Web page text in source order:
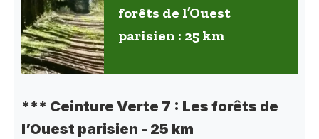
forêts de l’Ouest
parisien : 25 km
*** Ceinture Verte 7 : Les forêts de
l’Ouest parisien - 25 km